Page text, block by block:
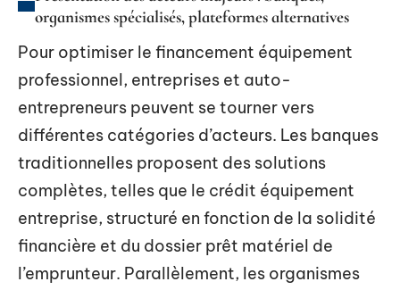
organismes spécialisés, plateformes alternatives
Pour optimiser le financement équipement
professionnel, entreprises et auto-
entrepreneurs peuvent se tourner vers
différentes catégories d’acteurs. Les banques
traditionnelles proposent des solutions
complètes, telles que le crédit équipement
entreprise, structuré en fonction de la solidité
financière et du dossier prêt matériel de
l’emprunteur. Parallèlement, les organismes